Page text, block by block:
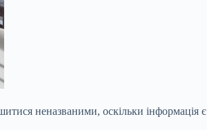
неназваними, оскільки інформація є